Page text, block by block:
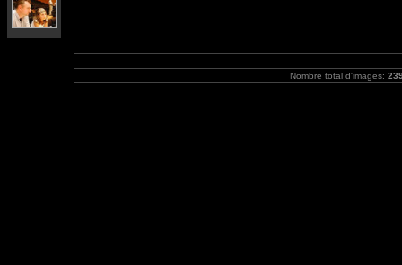
Nombre total d'images: